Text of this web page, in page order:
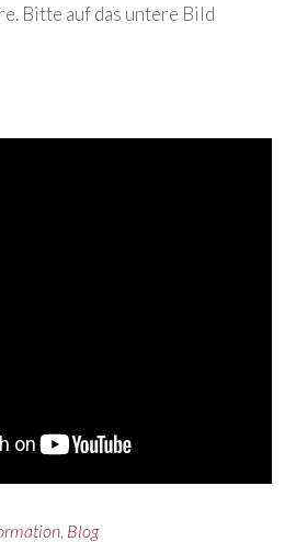
Bitte auf das untere Bild
, Blog